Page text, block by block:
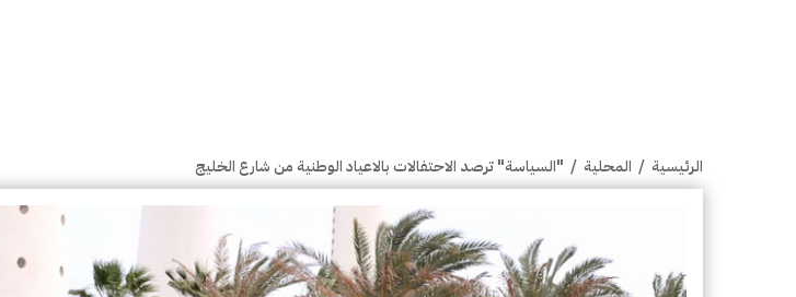
الرئيسية / المحلية / "السياسة" ترصد الاحتفالات بالاعياد الوطنية من شارع الخليج